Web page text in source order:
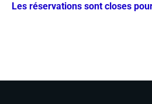
Les réservations sont closes